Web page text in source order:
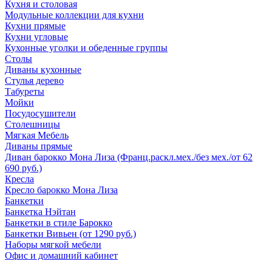
Кухня и столовая
Модульные коллекции для кухни
Кухни прямые
Кухни угловые
Кухонные уголки и обеденные группы
Столы
Диваны кухонные
Стулья дерево
Табуреты
Мойки
Посудосушители
Столешницы
Мягкая Мебель
Диваны прямые
Диван барокко Мона Лиза (Франц.раскл.мех./без мех./от 62
690 руб.)
Кресла
Кресло барокко Мона Лиза
Банкетки
Банкетка Нэйтан
Банкетки в стиле Барокко
Банкетки Вивьен (от 1290 руб.)
Наборы мягкой мебели
Офис и домашний кабинет